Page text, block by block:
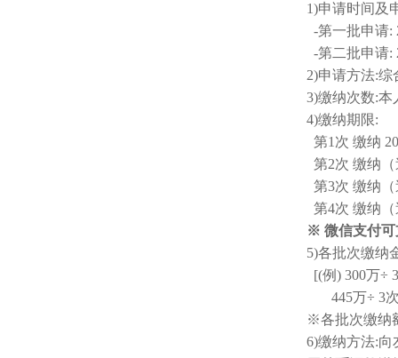
1)申请时间及
-第一批申请:
-第二批申请:
2)申请方法:综
3)缴纳次数:本
4)缴纳期限:
第1次 缴纳
第2次 缴纳 （
第3次 缴纳 （
第4次 缴纳 （
※ 微信支付
5)各批次缴纳
[(例) 300万÷ 3
445万÷ 3
※各批次缴纳
6)缴纳方法:向